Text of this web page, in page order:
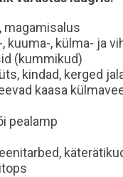
magamisalus
kuuma-, külma- ja
(kummikud)
kindad, kerged
kaasa
pealamp